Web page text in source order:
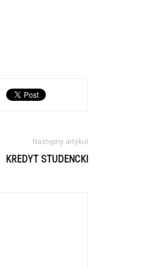
Następny artykuł
KREDYT STUDENCKI